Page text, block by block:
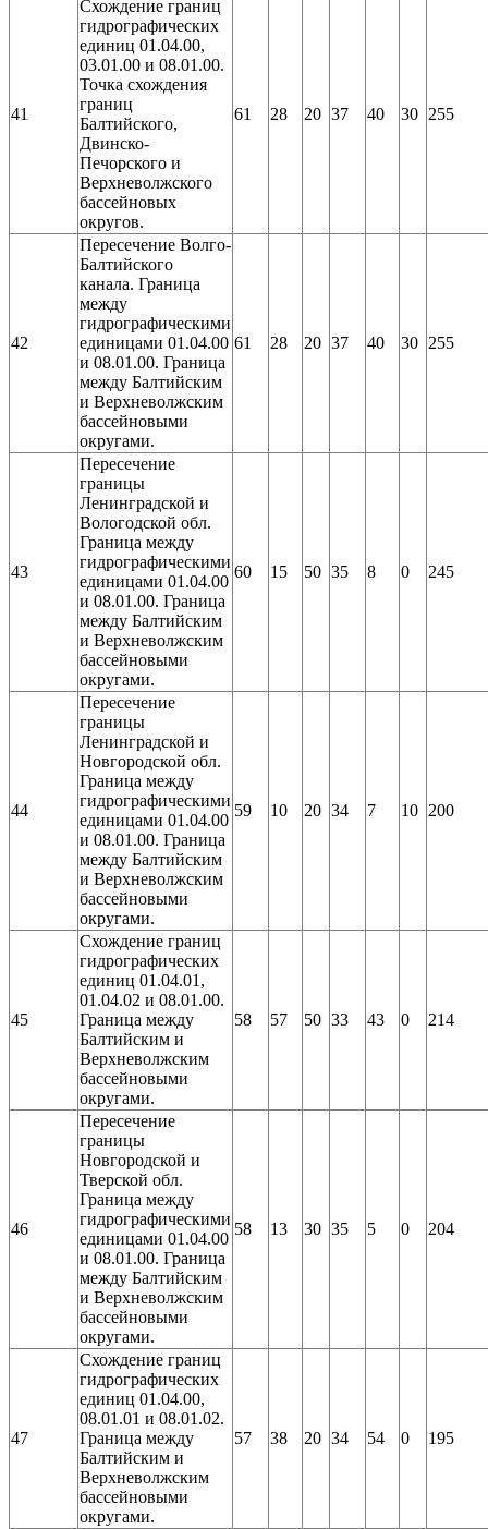
41
Схождение границ
гидрографических
единиц 01.04.00,
03.01.00 и 08.01.00.
Точка схождения
границ
Балтийского,
Двинско-
Печорского и
Верхневолжского
бассейновых
округов.
61 28 20 37 40 30 255
42
Пересечение Волго-
Балтийского
канала. Граница
между
гидрографическими
единицами 01.04.00
и 08.01.00. Граница
между Балтийским
и Верхневолжским
бассейновыми
округами.
61 28 20 37 40 30 255
43
Пересечение
границы
Ленинградской и
Вологодской обл.
Граница между
гидрографическими
единицами 01.04.00
и 08.01.00. Граница
между Балтийским
и Верхневолжским
бассейновыми
округами.
60 15 50 35 8 0 245
44
Пересечение
границы
Ленинградской и
Новгородской обл.
Граница между
гидрографическими
единицами 01.04.00
и 08.01.00. Граница
между Балтийским
и Верхневолжским
бассейновыми
округами.
59 10 20 34 7 10 200
45
Схождение границ
гидрографических
единиц 01.04.01,
01.04.02 и 08.01.00.
Граница между
Балтийским и
Верхневолжским
бассейновыми
округами.
58 57 50 33 43 0 214
46
Пересечение
границы
Новгородской и
Тверской обл.
Граница между
гидрографическими
единицами 01.04.00
и 08.01.00. Граница
между Балтийским
и Верхневолжским
бассейновыми
округами.
58 13 30 35 5 0 204
47
Схождение границ
гидрографических
единиц 01.04.00,
08.01.01 и 08.01.02.
Граница между
Балтийским и
Верхневолжским
бассейновыми
округами.
57 38 20 34 54 0 195